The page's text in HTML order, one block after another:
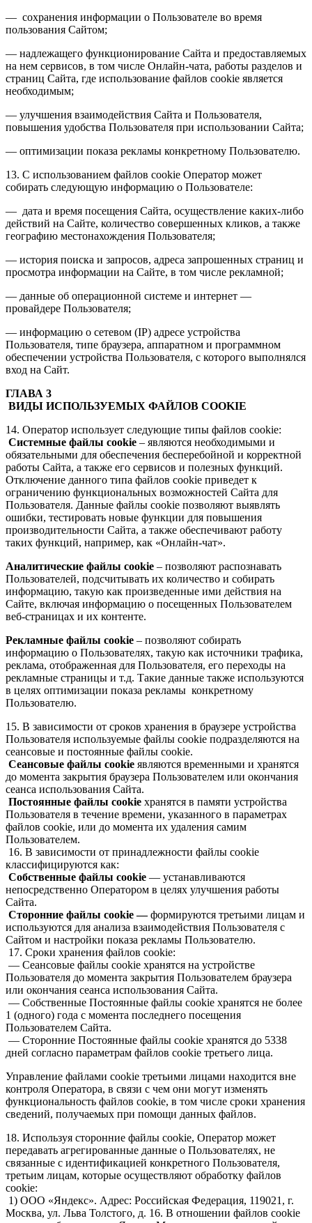
— сохранения информации о Пользователе во время
пользования Сайтом;
— надлежащего функционирование Сайта и предоставляемых
на нем сервисов, в том числе Онлайн-чата, работы разделов и
страниц Сайта, где использование файлов cookie является
необходимым;
— улучшения взаимодействия Сайта и Пользователя,
повышения удобства Пользователя при использовании Сайта;
— оптимизации показа рекламы конкретному Пользователю.
13. С использованием файлов cookie Оператор может
собирать следующую информацию о Пользователе:
— дата и время посещения Сайта, осуществление каких-либо
действий на Сайте, количество совершенных кликов, а также
географию местонахождения Пользователя;
— история поиска и запросов, адреса запрошенных страниц и
просмотра информации на Сайте, в том числе рекламной;
— данные об операционной системе и интернет —
провайдере Пользователя;
— информацию о сетевом (IP) адресе устройства
Пользователя, типе браузера, аппаратном и программном
обеспечении устройства Пользователя, с которого выполнялся
вход на Сайт.
ГЛАВА 3
ВИДЫ ИСПОЛЬЗУЕМЫХ ФАЙЛОВ COOKIE
14. Оператор использует следующие типы файлов cookie:
Системные файлы cookie – являются необходимыми и
обязательными для обеспечения бесперебойной и корректной
работы Сайта, а также его сервисов и полезных функций.
Отключение данного типа файлов cookie приведет к
ограничению функциональных возможностей Сайта для
Пользователя. Данные файлы cookie позволяют выявлять
ошибки, тестировать новые функции для повышения
производительности Сайта, а также обеспечивают работу
таких функций, например, как «Онлайн-чат».
Аналитические файлы cookie – позволяют распознавать
Пользователей, подсчитывать их количество и собирать
информацию, такую как произведенные ими действия на
Сайте, включая информацию о посещенных Пользователем
веб-страницах и их контенте.
Рекламные файлы cookie – позволяют собирать
информацию о Пользователях, такую как источники трафика,
реклама, отображенная для Пользователя, его переходы на
рекламные страницы и т.д. Такие данные также используются
в целях оптимизации показа рекламы конкретному
Пользователю.
15. В зависимости от сроков хранения в браузере устройства
Пользователя используемые файлы cookie подразделяются на
сеансовые и постоянные файлы cookie.
Сеансовые файлы cookie являются временными и хранятся
до момента закрытия браузера Пользователем или окончания
сеанса использования Сайта.
Постоянные файлы cookie хранятся в памяти устройства
Пользователя в течение времени, указанного в параметрах
файлов cookie, или до момента их удаления самим
Пользователем.
16. В зависимости от принадлежности файлы cookie
классифицируются как:
Собственные файлы cookie — устанавливаются
непосредственно Оператором в целях улучшения работы
Сайта.
Сторонние файлы cookie —формируются третьими лицам и
используются для анализа взаимодействия Пользователя с
Сайтом и настройки показа рекламы Пользователю.
17. Сроки хранения файлов cookie:
— Сеансовые файлы cookie хранятся на устройстве
Пользователя до момента закрытия Пользователем браузера
или окончания сеанса использования Сайта.
— Собственные Постоянные файлы cookie хранятся не более
1 (одного) года с момента последнего посещения
Пользователем Сайта.
— Сторонние Постоянные файлы cookie хранятся до 5338
дней согласно параметрам файлов cookie третьего лица.
Управление файлами cookie третьими лицами находится вне
контроля Оператора, в связи с чем они могут изменять
функциональность файлов cookie, в том числе сроки хранения
сведений, получаемых при помощи данных файлов.
18. Используя сторонние файлы cookie, Оператор может
передавать агрегированные данные о Пользователях, не
связанные с идентификацией конкретного Пользователя,
третьим лицам, которые осуществляют обработку файлов
cookie:
1) ООО «Яндекс». Адрес: Российская Федерация, 119021, г.
Москва, ул. Льва Толстого, д. 16. В отношении файлов cookie